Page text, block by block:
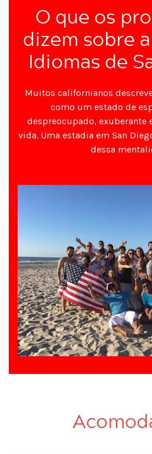
O que os
dizem sobre
Idiomas de
Muitos californianos
como um estado de
despreocupado, exuberante
vida. Uma estadia em San
dessa